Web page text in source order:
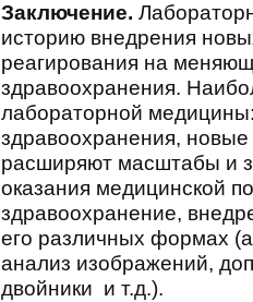
Заключение.
историю внедрения
реагирования на
здравоохранения.
лабораторной
здравоохранения,
расширяют масштабы и
оказания медицинской
здравоохранение,
его различных формах
анализ изображений,
двойники и т.д.).